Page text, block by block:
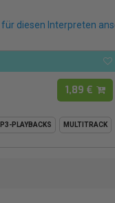
diesen Interpreten
1,89 €
PLAYBACKS MULTITRACK